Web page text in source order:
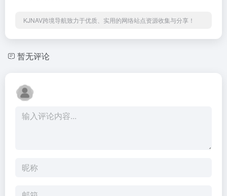
KJNAV跨境导航致力于优质、实用的网络站点资源收集与分享！
暂无评论